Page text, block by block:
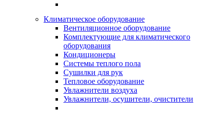
Климатическое оборудование
Вентиляционное оборудование
Комплектующие для климатического
оборудования
Кондиционеры
Системы теплого пола
Сушилки для рук
Тепловое оборудование
Увлажнители воздуха
Увлажнители, осушители, очистители